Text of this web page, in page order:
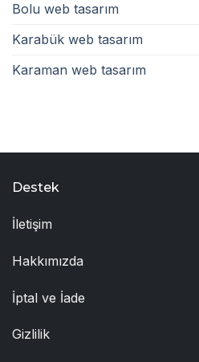
Bolu web tasarım
Karabük web tasarım
Karaman web tasarım
Destek
İletişim
Hakkımızda
İptal ve İade
Gizlilik